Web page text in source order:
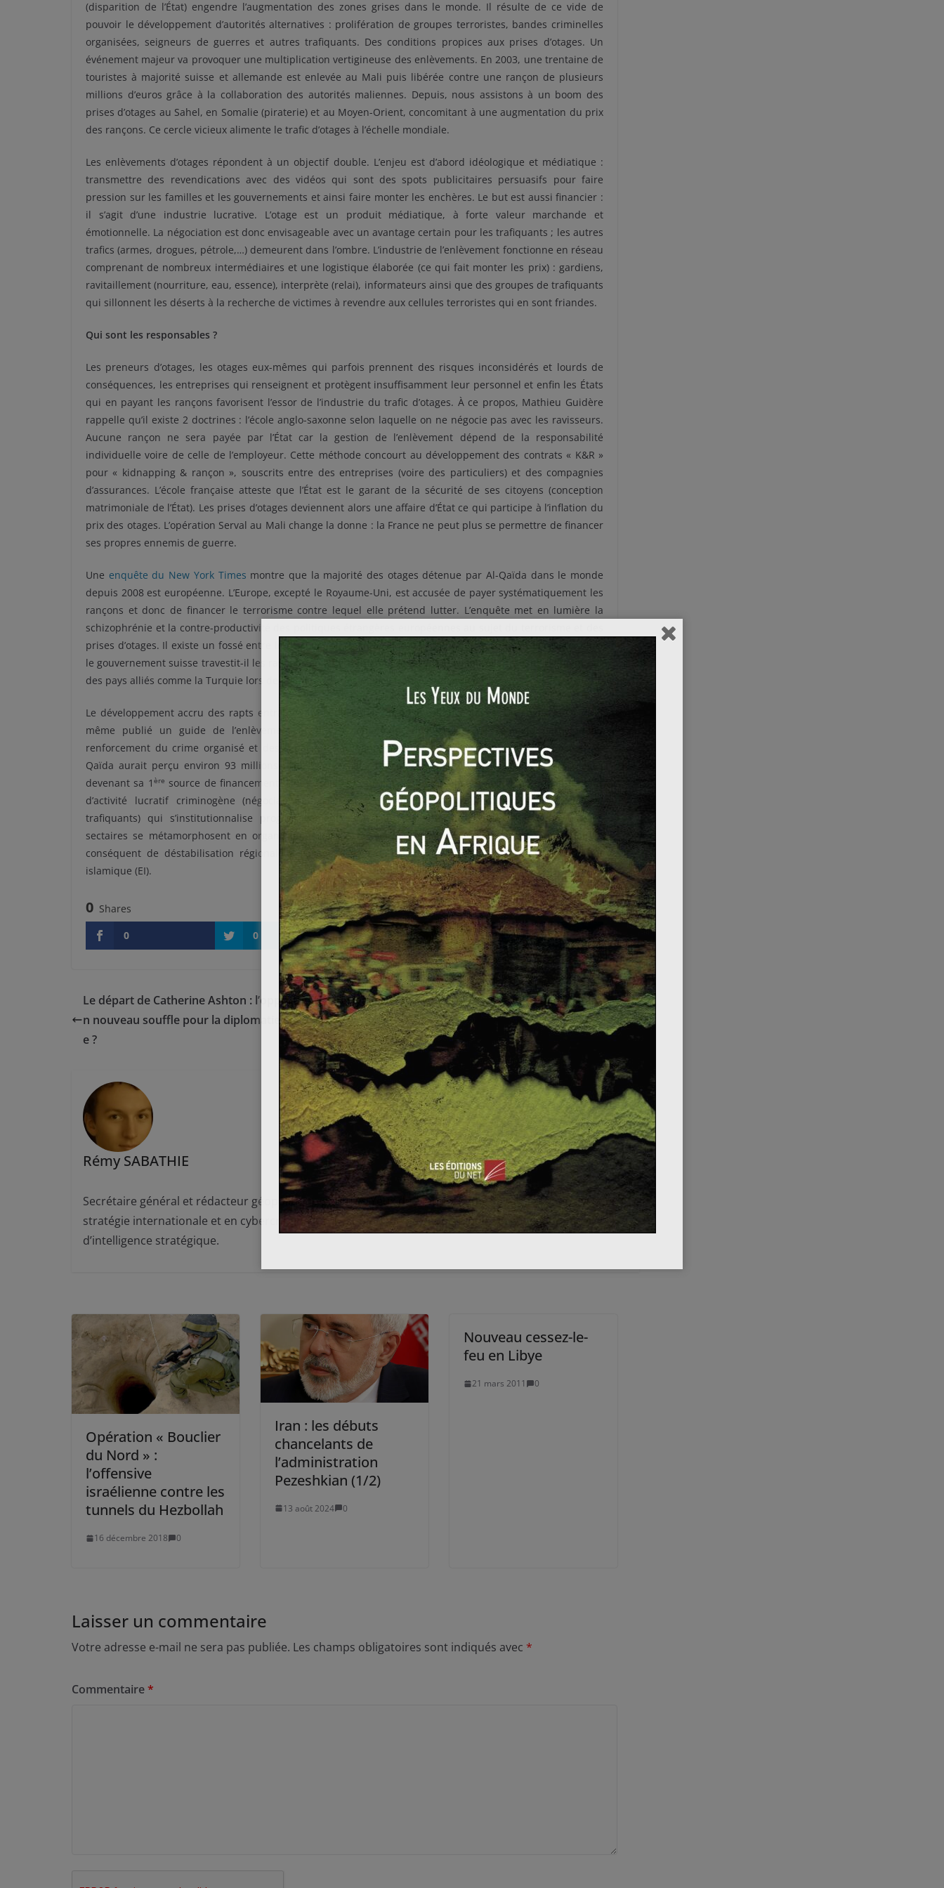
(disparition de l’État) engendre l’augmentation des zones grises dans le monde. Il résulte de ce vide de
pouvoir le développement d’autorités alternatives : prolifération de groupes terroristes, bandes criminelles
organisées, seigneurs de guerres et autres trafiquants. Des conditions propices aux prises d’otages. Un
événement majeur va provoquer une multiplication vertigineuse des enlèvements. En 2003, une trentaine de
touristes à majorité suisse et allemande est enlevée au Mali puis libérée contre une rançon de plusieurs
millions d’euros grâce à la collaboration des autorités maliennes. Depuis, nous assistons à un boom des
prises d’otages au Sahel, en Somalie (piraterie) et au Moyen-Orient, concomitant à une augmentation du prix
des rançons. Ce cercle vicieux alimente le trafic d’otages à l’échelle mondiale.
Les enlèvements d’otages répondent à un objectif double. L’enjeu est d’abord idéologique et médiatique :
transmettre des revendications avec des vidéos qui sont des spots publicitaires persuasifs pour faire
pression sur les familles et les gouvernements et ainsi faire monter les enchères. Le but est aussi financier :
il s’agit d’une industrie lucrative. L’otage est un produit médiatique, à forte valeur marchande et
émotionnelle. La négociation est donc envisageable avec un avantage certain pour les trafiquants ; les autres
trafics (armes, drogues, pétrole,…) demeurent dans l’ombre. L’industrie de l’enlèvement fonctionne en réseau
comprenant de nombreux intermédiaires et une logistique élaborée (ce qui fait monter les prix) : gardiens,
ravitaillement (nourriture, eau, essence), interprète (relai), informateurs ainsi que des groupes de trafiquants
qui sillonnent les déserts à la recherche de victimes à revendre aux cellules terroristes qui en sont friandes.
Qui sont les responsables ?
Les preneurs d’otages, les otages eux-mêmes qui parfois prennent des risques inconsidérés et lourds de
conséquences, les entreprises qui renseignent et protègent insuffisamment leur personnel et enfin les États
qui en payant les rançons favorisent l’essor de l’industrie du trafic d’otages. À ce propos, Mathieu Guidère
rappelle qu’il existe 2 doctrines : l’école anglo-saxonne selon laquelle on ne négocie pas avec les ravisseurs.
Aucune rançon ne sera payée par l’État car la gestion de l’enlèvement dépend de la responsabilité
individuelle voire de celle de l’employeur. Cette méthode concourt au développement des contrats « K&R »
pour « kidnapping & rançon », souscrits entre des entreprises (voire des particuliers) et des compagnies
d’assurances. L’école française atteste que l’État est le garant de la sécurité de ses citoyens (conception
matrimoniale de l’État). Les prises d’otages deviennent alors une affaire d’État ce qui participe à l’inflation du
prix des otages. L’opération Serval au Mali change la donne : la France ne peut plus se permettre de financer
ses propres ennemis de guerre.
Une enquête du New York Times montre que la majorité des otages détenue par Al-Qaïda dans le monde
depuis 2008 est européenne. L’Europe, excepté le Royaume-Uni, est accusée de payer systématiquement les
rançons et donc de financer le terrorisme contre lequel elle prétend lutter. L’enquête met en lumière la
schizophrénie et la contre-productivité des politiques étrangères européennes au sujet du terrorisme et des
prises d’otages. Il existe un fossé entre le discours affirmant le non-paiement des rançons et la réalité. Ainsi
le gouvernement suisse travestit-il les rançons en aide humanitaire et la France fait-elle transiter l’argent par
des pays alliés comme la Turquie lors de la libération des otages français en Syrie.
Le développement accru des rapts entraîne une codification du business des otages. Un chef d’Al-Qaïda a
même publié un guide de l’enlèvement et du rançonnement des otages. Ce contexte participe au
renforcement du crime organisé et des capacités de financement des groupes terroristes djihadistes. Al-
Qaïda aurait perçu environ 93 millions d’euros grâce aux rançons depuis 2008 ; le business des otages
devenant sa 1 ère source de financement. Nous assistons surtout à la croissance préoccupante d’un secteur
d’activité lucratif criminogène (négociateurs, assureurs, intermédiaires, groupes armés terroristes et
trafiquants) qui s’institutionnalise progressivement. Grâce au business des otages, des groupuscules
sectaires se métamorphosent en organisations terroristes parfois sanctuarisées et dotées d’un potentiel
conséquent de déstabilisation régionale à l’image d’ Al-Qaïda au Maghreb islamique (AQMI)et de l’État
islamique (EI).
0 Shares
0
0 0 0
Le départ de Catherine Ashton : l’opportunité d’u
n nouveau souffle pour la diplomatie européenn
e ?
Hydrocarbures et terrorisme, un cocktail explosi
f (1/2).
Rémy SABATHIE
Secrétaire général et rédacteur géopolitique pour Les Yeux du Monde, Rémy Sabathié est analyste en
stratégie internationale et en cybercriminalité. Il est diplômé de géopolitique, de géoéconomie et
d’intelligence stratégique.
Opération « Bouclier
du Nord » :
l’offensive
israélienne contre les
tunnels du Hezbollah
16 décembre 2018 0
Iran : les débuts
chancelants de
l’administration
Pezeshkian (1/2)
13 août 2024 0
Nouveau cessez-le-
feu en Libye
21 mars 2011 0
Laisser un commentaire
Votre adresse e-mail ne sera pas publiée. Les champs obligatoires sont indiqués avec *
Commentaire*